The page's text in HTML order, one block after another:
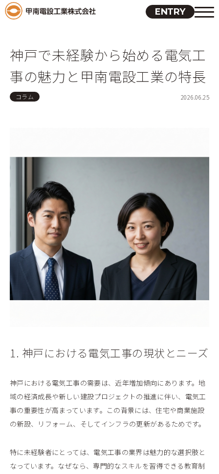
ENTRY
神戸で未経験から始める電気工
事の魅力と甲南電設工業の特長
コラム 2026.06.25
1. 神戸における電気工事の現状とニーズ
神戸における電気工事の需要は、近年増加傾向にあります。地
域の経済成長や新しい建設プロジェクトの推進に伴い、電気工
事の重要性が高まっています。この背景には、住宅や商業施設
の新設、リフォーム、そしてインフラの更新があるためです。
特に未経験者にとっては、電気工事の業界は魅力的な選択肢と
なっています。なぜなら、専門的なスキルを習得できる教育制